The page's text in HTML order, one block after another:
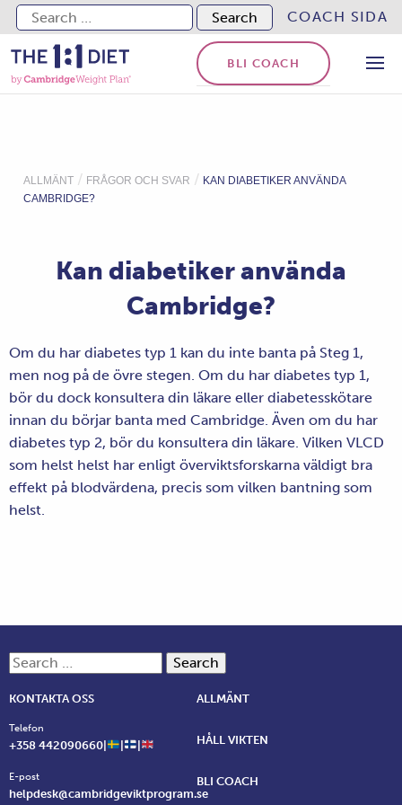
Search for: COACH SIDA
BLI COACH
ALLMÄNT / FRÅGOR OCH SVAR / KAN DIABETIKER ANVÄNDA
CAMBRIDGE?
Kan diabetiker använda
Cambridge?
Om du har diabetes typ 1 kan du inte banta på Steg 1,
men nog på de övre stegen. Om du har diabetes typ 1,
bör du dock konsultera din läkare eller diabetesskötare
innan du börjar banta med Cambridge. Även om du har
diabetes typ 2, bör du konsultera din läkare. Vilken VLCD
som helst helst har enligt överviktsforskarna väldigt bra
effekt på blodvärdena, precis som vilken bantning som
helst.
Search for:
KONTAKTA OSS
Telefon
+358 442090660|
E-post
helpdesk@cambridgeviktprogram.se
ALLMÄNT
HÅLL VIKTEN
BLI COACH